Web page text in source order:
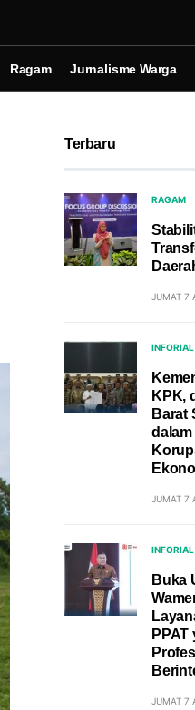
Ragam Jurnalisme Warga
Terbaru
RAGAM
JUMAT 7
INFORIAL
KPK,
Barat
JUMAT 7
INFORIAL
Buka
JUMAT 7